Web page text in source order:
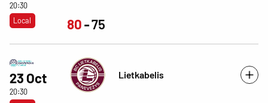
20:30
Local
80 75
23 Oct
20:30
Lietkabelis